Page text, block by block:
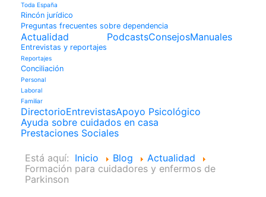
Toda España
Rincón jurídico
Preguntas frecuentes sobre dependencia
Actualidad
Entrevistas y reportajes
Reportajes
Conciliación
Personal
Laboral
Familiar
PodcastsConsejosManuales
DirectorioEntrevistasApoyo Psicológico
Ayuda sobre cuidados en casa
Prestaciones Sociales
Está aquí: Inicio Blog
Actualidad
Formación para cuidadores y enfermos de
Parkinson